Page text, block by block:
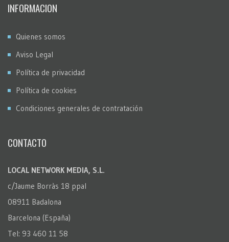
INFORMACION
Quienes somos
Aviso Legal
Política de privacidad
Política de cookies
Condiciones generales de contratación
CONTACTO
LOCAL NETWORK MEDIA, S.L.
c/Jaume Borràs 18 ppal
08911 Badalona
Barcelona (España)
Tel: 93 460 11 58